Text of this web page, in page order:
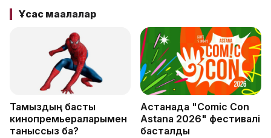
Ұқсас мақалалар
Тамыздың басты
кинопремьераларымен
таныссыз ба?
Астанада "Comic Con
Astana 2026" фестивалі
басталды